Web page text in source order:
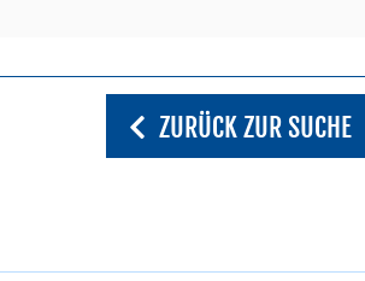
ZURÜCK ZUR SUCHE